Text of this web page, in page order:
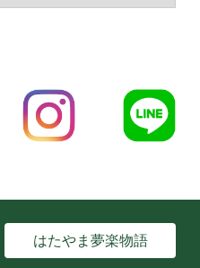
はたやま夢楽物語